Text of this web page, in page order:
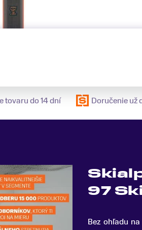
tovaru do 14 dní Doručenie už
97
Bez ohľadu